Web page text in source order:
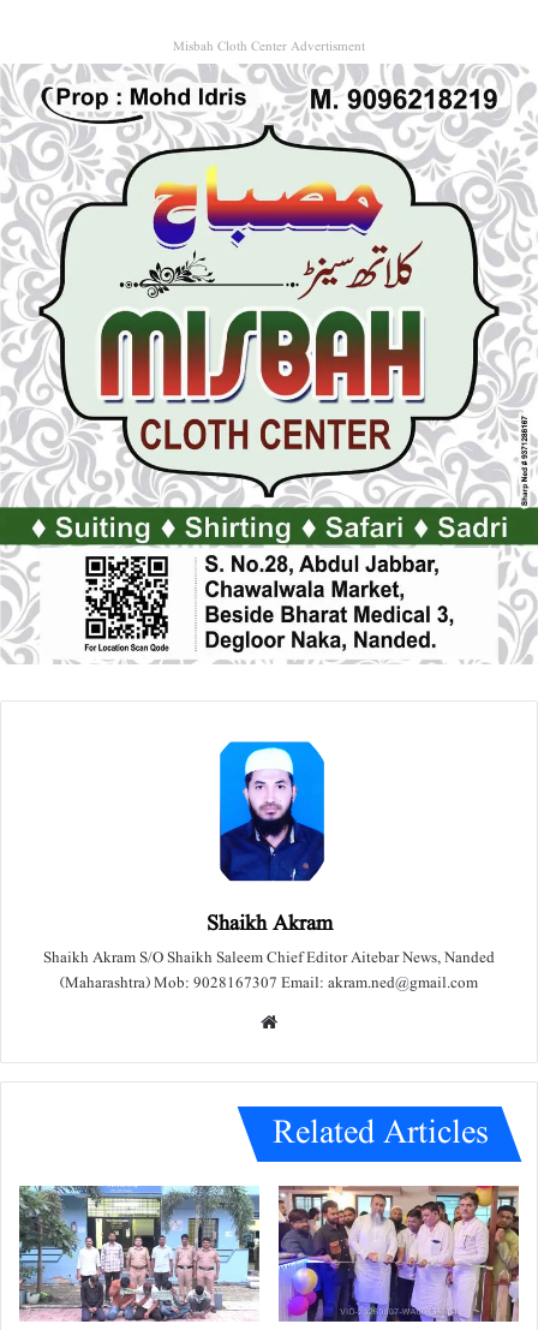
Misbah Cloth Center Advertisment
Shaikh Akram
Shaikh Akram S/O Shaikh Saleem Chief Editor Aitebar News, Nanded
(Maharashtra) Mob: 9028167307 Email: akram.ned@gmail.com
e
Related Articles